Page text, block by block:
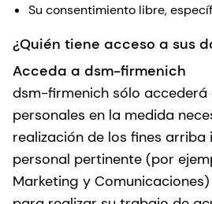
Su consentimiento libre,
¿Quién tiene acceso a sus
Acceda a dsm-firmenich
dsm-firmenich sólo accederá
personales en la medida
realización de los fines arriba
personal pertinente (por
Marketing y